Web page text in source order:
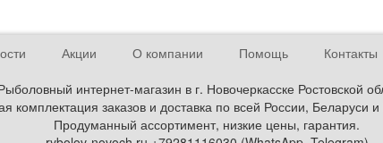
Акции О компании Помощь Контакты
интернет-магазин в г. Новочеркасске Ростовской
комплектация заказов и доставка по всей России, Беларуси и
Продуманный ассортимент, низкие цены, гарантия.